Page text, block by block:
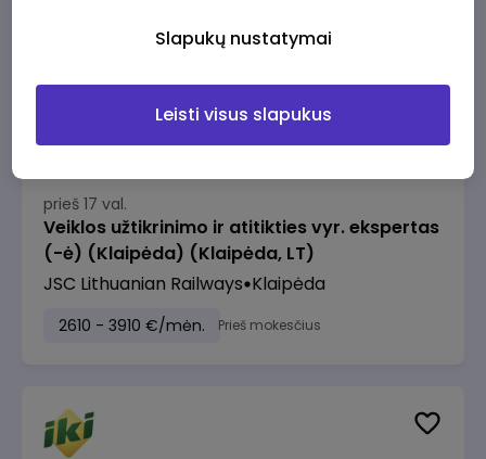
prieš 17 val.
Veiklos užtikrinimo ir atitikties vyr. ekspertas
(-ė) (Klaipėda) (Klaipėda, LT)
JSC Lithuanian Railways Klaipėda
2610 - 3910 €/mėn. Prieš mokesčius
Slapukų nustatymai
Leisti visus slapukus